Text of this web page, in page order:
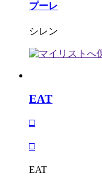
プーレ
シレン
EAT
□
□
EAT